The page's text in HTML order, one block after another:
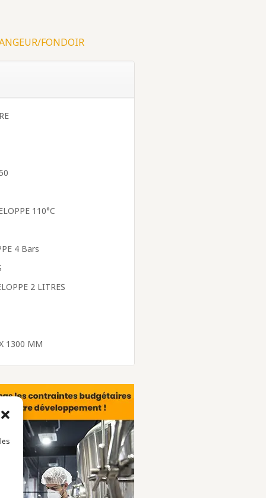
FONDOIR
110°C
4 Bars
2 LITRES
1300 MM